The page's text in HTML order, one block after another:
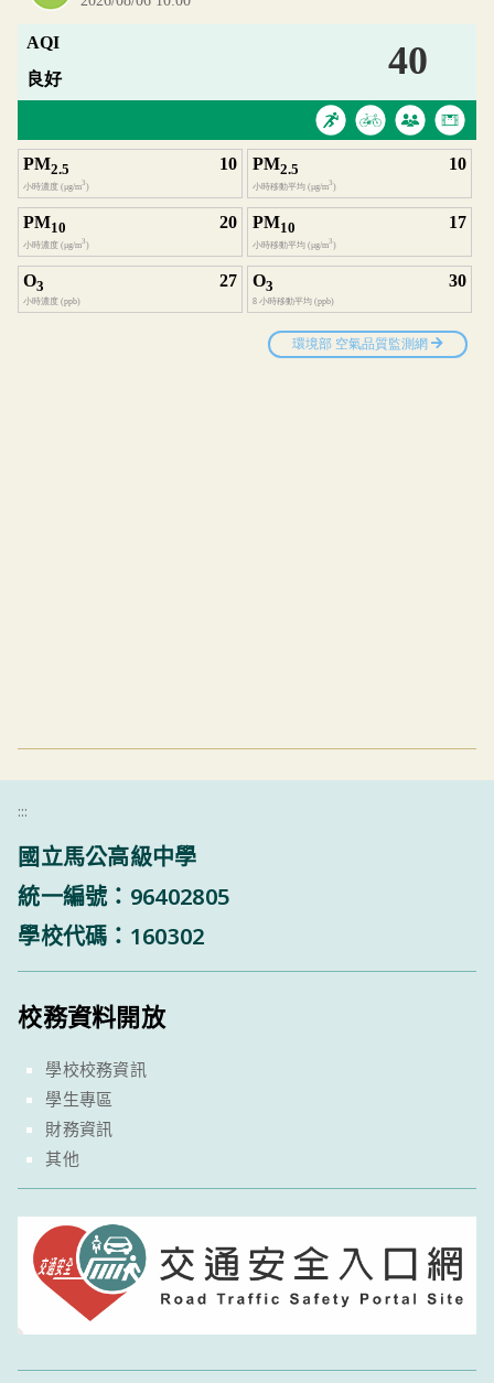
:::
國立馬公高級中學
統一編號：96402805
學校代碼：160302
校務資料開放
學校校務資訊
學生專區
財務資訊
其他